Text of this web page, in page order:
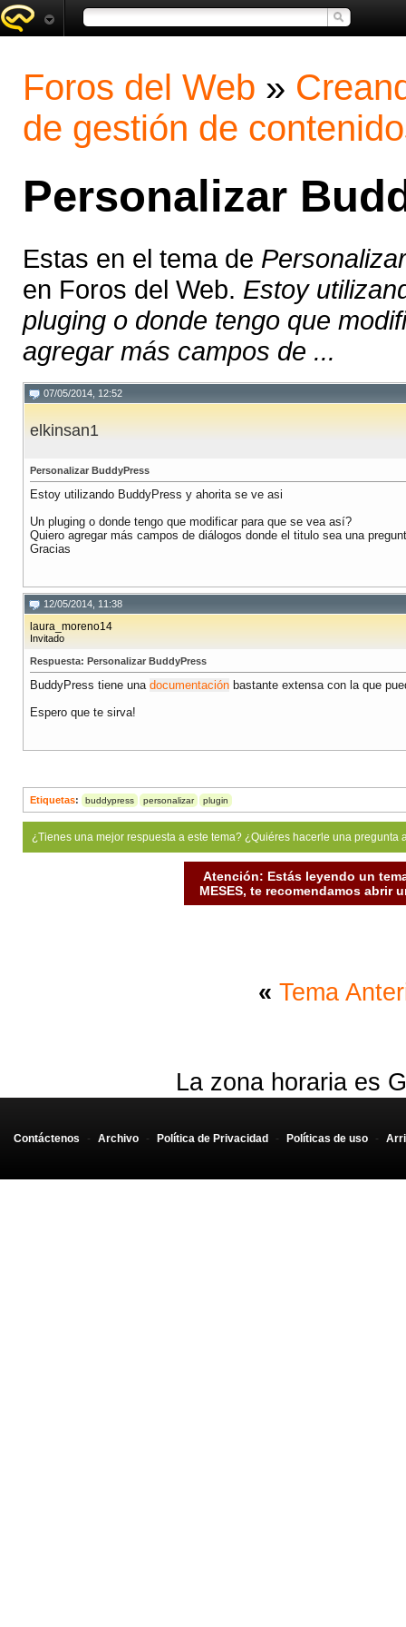
Foros del Web »
de gestión de
Personalizar
Estas en el tema de
en Foros del Web. Estoy
pluging o donde tengo que
agregar más campos de ...
07/05/2014, 12:52
elkinsan1
Personalizar BuddyPress
Estoy utilizando BuddyPress y ahorita se ve asi
Un pluging o donde tengo que modificar para que se vea así?
Quiero agregar más campos de diálogos donde el titulo sea una
Gracias
12/05/2014, 11:38
laura_moreno14
Invitado
Respuesta: Personalizar BuddyPress
BuddyPress tiene una documentación bastante extensa con la que
Espero que te sirva!
Etiquetas: buddypress personalizar plugin
¿Tienes una mejor respuesta a este tema? ¿Quiéres hacerle una
Atención: Estás leyendo un
MESES, te recomendamos abrir
« Tema
La zona horaria es
Contáctenos - Archivo - Política de Privacidad - Políticas de uso -